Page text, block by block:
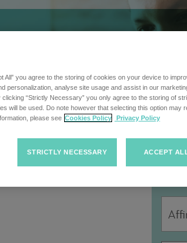
All” you agree to the storing of cookies on your device to
personalization, analyse site usage and assist in our
“Strictly Necessary” you only agree to the storing of
will be used. Do note however that selecting this option may
please see Cookies Policy Privacy Policy
STRICTLY NECESSARY ACCEPT